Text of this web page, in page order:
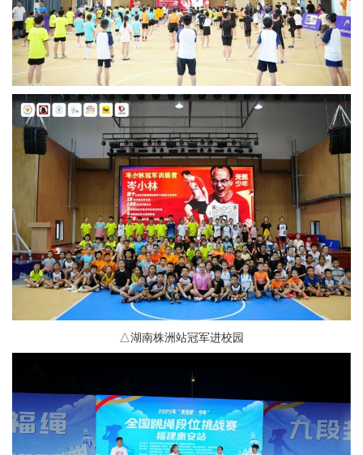
△湖南株洲站冠军进校园